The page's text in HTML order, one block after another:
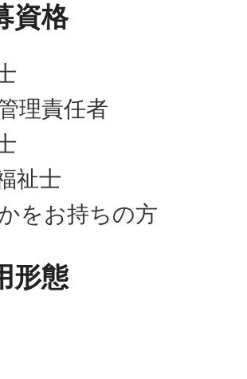
資格
理責任者
祉士
をお持ちの方
形態